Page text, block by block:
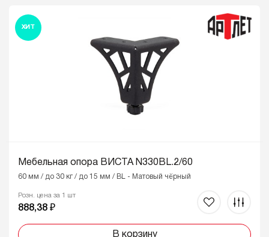
ХИТ
Мебельная опора ВИСТА N330BL.2/60
60 мм / до 30 кг / до 15 мм / BL - Матовый чёрный
Розн. цена за 1 шт
888,38 ₽
В корзину